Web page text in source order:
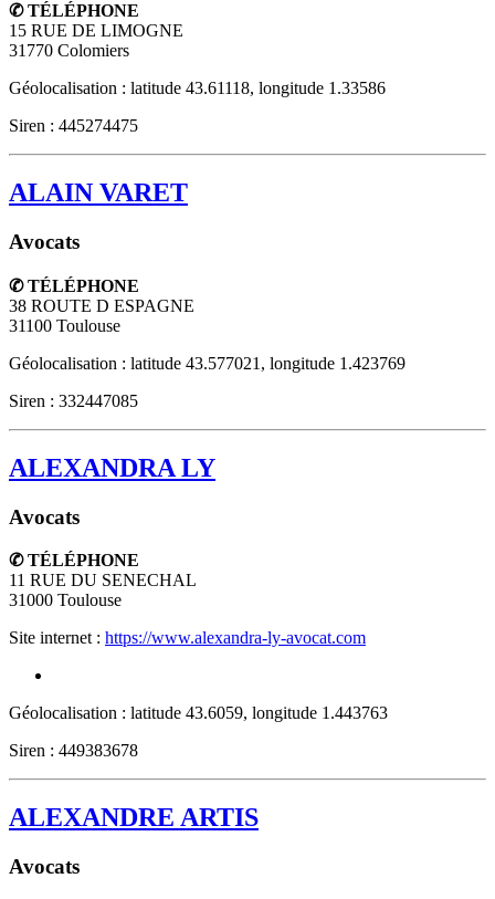
✆ TÉLÉPHONE
15 RUE DE LIMOGNE
31770 Colomiers
Géolocalisation : latitude 43.61118, longitude 1.33586
Siren : 445274475
ALAIN VARET
Avocats
✆ TÉLÉPHONE
38 ROUTE D ESPAGNE
31100 Toulouse
Géolocalisation : latitude 43.577021, longitude 1.423769
Siren : 332447085
ALEXANDRA LY
Avocats
✆ TÉLÉPHONE
11 RUE DU SENECHAL
31000 Toulouse
Site internet : https://www.alexandra-ly-avocat.com
Géolocalisation : latitude 43.6059, longitude 1.443763
Siren : 449383678
ALEXANDRE ARTIS
Avocats